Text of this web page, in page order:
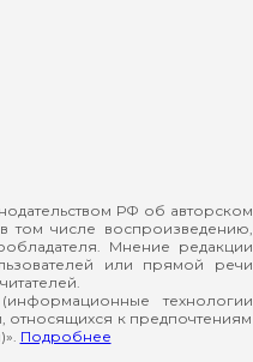
РФ об авторском
числе воспроизведению,
Мнение редакции
или прямой речи
технологии
относящихся к предпочтениям
Подробнее